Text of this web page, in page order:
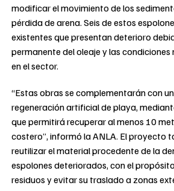
modificar el movimiento de los
pérdida de arena. Seis de estos
existentes que presentan deterioro
permanente del oleaje y las
en el sector.
“Estas obras se complementarán con
regeneración artificial de playa,
que permitirá recuperar al menos 10
costero”, informó la ANLA. El proyecto
reutilizar el material procedente de la
espolones deteriorados, con el
residuos y evitar su traslado a zonas